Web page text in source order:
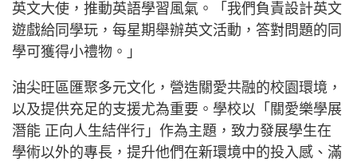
英文大使，推動英語學習風氣。「我們負責設計英文
遊戲給同學玩，每星期舉辦英文活動，答對問題的同
學可獲得小禮物。」
油尖旺區匯聚多元文化，營造關愛共融的校園環境，
以及提供充足的支援尤為重要。學校以「關愛樂學展
潛能 正向人生結伴行」作為主題，致力發展學生在
學術以外的專長，提升他們在新環境中的投入感、滿